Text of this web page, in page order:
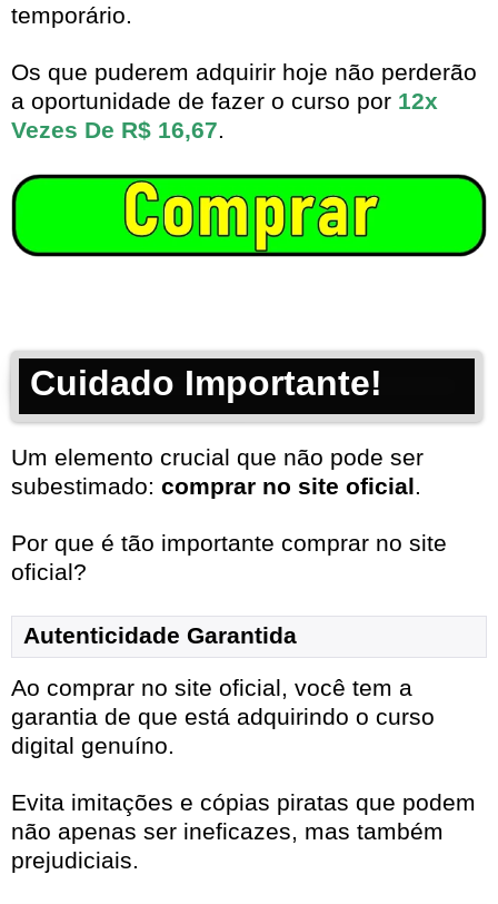
temporário.
Os que puderem adquirir hoje não perderão
a oportunidade de fazer o curso por 12x
Vezes De R$ 16,67.
Cuidado Importante!
Um elemento crucial que não pode ser
subestimado: comprar no site oficial.
Por que é tão importante comprar no site
oficial?
Autenticidade Garantida
Ao comprar no site oficial, você tem a
garantia de que está adquirindo o curso
digital genuíno.
Evita imitações e cópias piratas que podem
não apenas ser ineficazes, mas também
prejudiciais.